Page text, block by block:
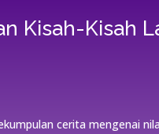
Kisah-Kisah
cerita mengenai